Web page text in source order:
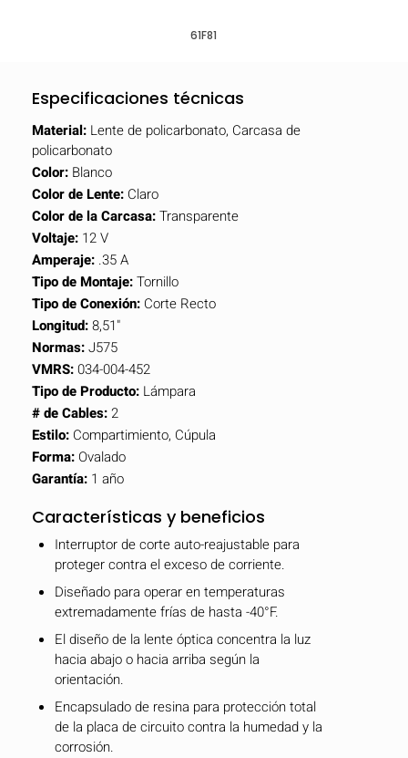
61F81
Especificaciones técnicas
Material: Lente de policarbonato, Carcasa de
policarbonato
Color: Blanco
Color de Lente: Claro
Color de la Carcasa:Transparente
Voltaje: 12 V
Amperaje: .35 A
Tipo de Montaje:Tornillo
Tipo de Conexión: Corte Recto
Longitud:8,51"
Normas:J575
VMRS:034-004-452
Tipo de Producto: Lámpara
# de Cables:2
Estilo: Compartimiento, Cúpula
Forma: Ovalado
Garantía: 1 año
Características y beneficios
Interruptor de corte auto-reajustable para
proteger contra el exceso de corriente.
Diseñado para operar en temperaturas
extremadamente frías de hasta -40°F.
El diseño de la lente óptica concentra la luz
hacia abajo o hacia arriba según la
orientación.
Encapsulado de resina para protección total
de la placa de circuito contra la humedad y la
corrosión.